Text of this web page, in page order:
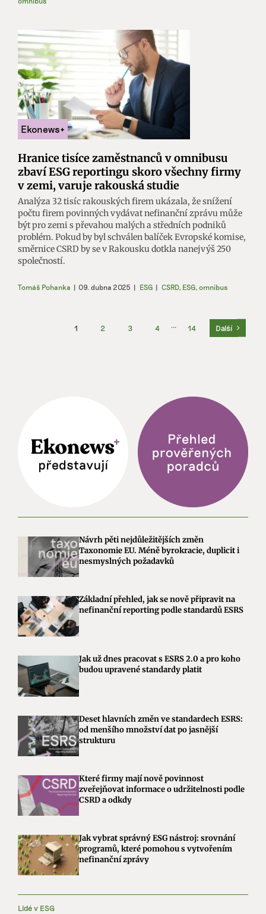
Hranice tisíce zaměstnanců v omnibusu
zbaví ESG reportingu skoro všechny firmy
v zemi, varuje rakouská studie
Analýza 32 tisíc rakouských firem ukázala, že snížení
počtu firem povinných vydávat nefinanční zprávu může
být pro zemi s převahou malých a středních podniků
problém. Pokud by byl schválen balíček Evropské komise,
směrnice CSRD by se v Rakousku dotkla nanejvýš 250
společností.
Tomáš Pohanka | 09. dubna 2025 | ESG | CSRD, ESG omnibus
1 2 3 4 ··· 14 Další
Návrh pěti nejdůležitějších změn
Taxonomie EU. Méně byrokracie, duplicit i
nesmyslných požadavků
Základní přehled, jak se nově připravit na
nefinanční reporting podle standardů ESRS
Jak už dnes pracovat s ESRS 2.0 a pro koho
budou upravené standardy platit
Deset hlavních změn ve standardech ESRS:
od menšího množství dat po jasnější
strukturu
Které firmy mají nově povinnost
zveřejňovat informace o udržitelnosti podle
CSRD a odkdy
Jak vybrat správný ESG nástroj: srovnání
programů, které pomohou s vytvořením
nefinanční zprávy
Lidé v ESG